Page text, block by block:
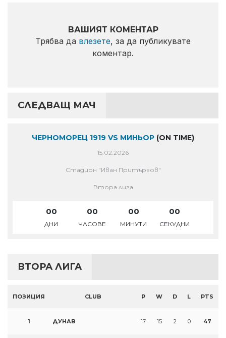
ВАШИЯТ КОМЕНТАР
Трябва да влезете, за да публикувате
коментар.
СЛЕДВАЩ МАЧ
ЧЕРНОМОРЕЦ 1919 VS МИНЬОР (ON TIME)
15.02.2026
Стадион "Иван Притъргов"
Втора лига
00
ДНИ
00
ЧАСОВЕ
00
МИНУТИ
00
СЕКУДНИ
ВТОРА ЛИГА
ПОЗИЦИЯ CLUB P W D L PTS
1 ДУНАВ 17 15 2 0 47